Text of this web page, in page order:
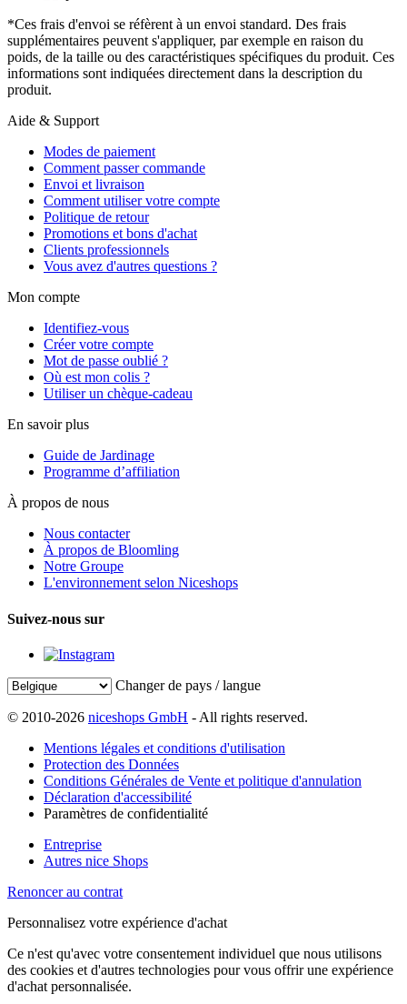
*Ces frais d'envoi se réfèrent à un envoi standard. Des frais
supplémentaires peuvent s'appliquer, par exemple en raison du
poids, de la taille ou des caractéristiques spécifiques du produit. Ces
informations sont indiquées directement dans la description du
produit.
Aide & Support
Modes de paiement
Comment passer commande
Envoi et livraison
Comment utiliser votre compte
Politique de retour
Promotions et bons d'achat
Clients professionnels
Vous avez d'autres questions ?
Mon compte
Identifiez-vous
Créer votre compte
Mot de passe oublié ?
Où est mon colis ?
Utiliser un chèque-cadeau
En savoir plus
Guide de Jardinage
Programme d’affiliation
À propos de nous
Nous contacter
À propos de Bloomling
Notre Groupe
L'environnement selon Niceshops
Suivez-nous sur
Changer de pays / langue
© 2010-2026 niceshops GmbH - All rights reserved.
Mentions légales et conditions d'utilisation
Protection des Données
Conditions Générales de Vente et politique d'annulation
Déclaration d'accessibilité
Paramètres de confidentialité
Entreprise
Autres nice Shops
Renoncer au contrat
Personnalisez votre expérience d'achat
Ce n'est qu'avec votre consentement individuel que nous utilisons
des cookies et d'autres technologies pour vous offrir une expérience
d'achat personnalisée.